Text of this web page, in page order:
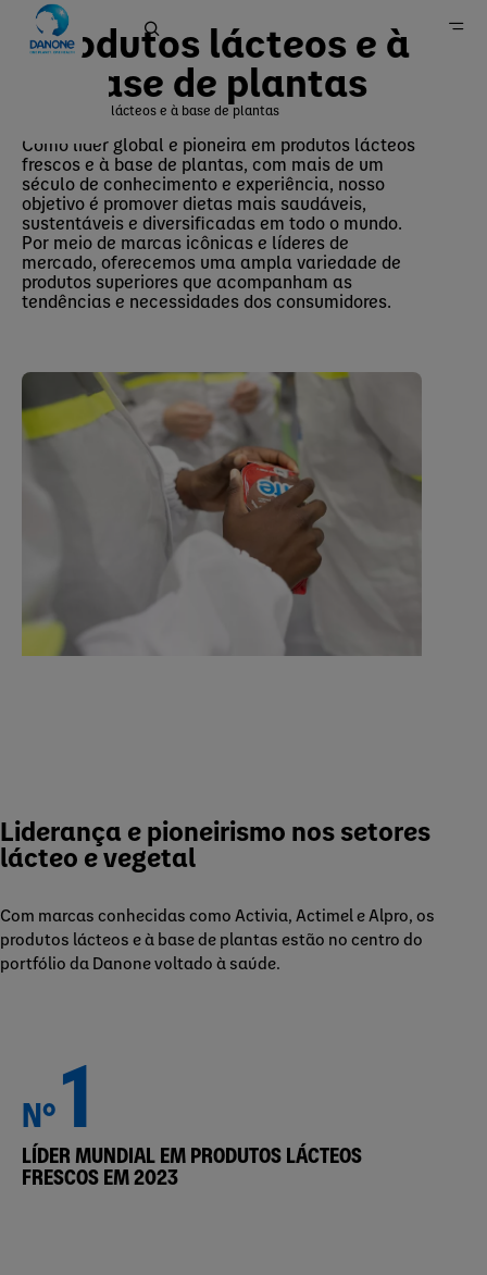
Home
Marcas
Produtos lácteos e à base de plantas
Produtos lácteos e à
base de plantas
Como líder global e pioneira em produtos lácteos
frescos e à base de plantas, com mais de um
século de conhecimento e experiência, nosso
objetivo é promover dietas mais saudáveis,
sustentáveis e diversificadas em todo o mundo.
Por meio de marcas icônicas e líderes de
mercado, oferecemos uma ampla variedade de
produtos superiores que acompanham as
tendências e necessidades dos consumidores.
Liderança e pioneirismo nos setores
lácteo e vegetal
Com marcas conhecidas como Activia, Actimel e Alpro, os
produtos lácteos e à base de plantas estão no centro do
portfólio da Danone voltado à saúde.
N°1
LÍDER MUNDIAL EM PRODUTOS LÁCTEOS
FRESCOS EM 2023